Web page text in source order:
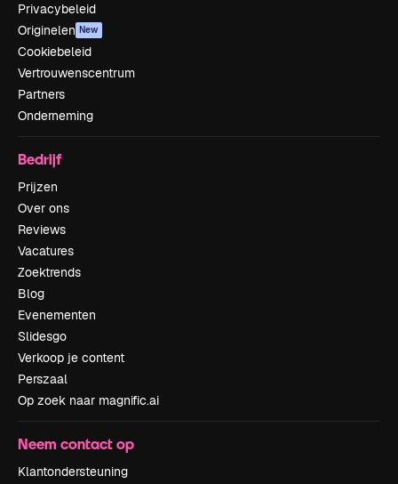
Privacybeleid
Originelen New
Cookiebeleid
Vertrouwenscentrum
Partners
Onderneming
Bedrijf
Prijzen
Over ons
Reviews
Vacatures
Zoektrends
Blog
Evenementen
Slidesgo
Verkoop je content
Perszaal
Op zoek naar magnific.ai
Neem contact op
Klantondersteuning